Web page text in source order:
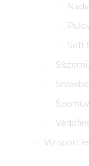
Soft
Vízisport